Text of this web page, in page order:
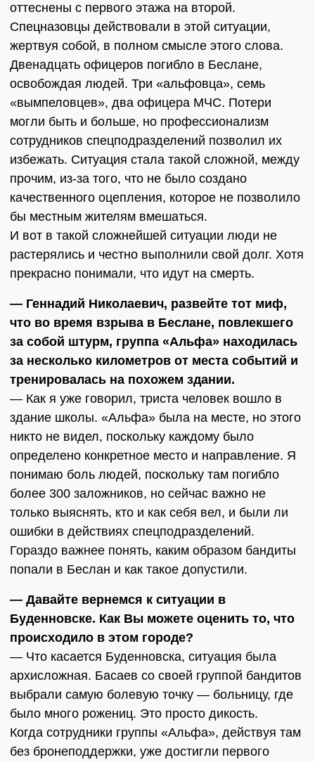
оттеснены с первого этажа на второй.
Спецназовцы действовали в этой ситуации,
жертвуя собой, в полном смысле этого слова.
Двенадцать офицеров погибло в Беслане,
освобождая людей. Три «альфовца», семь
«вымпеловцев», два офицера МЧС. Потери
могли быть и больше, но профессионализм
сотрудников спецподразделений позволил их
избежать. Ситуация стала такой сложной, между
прочим, из-за того, что не было создано
качественного оцепления, которое не позволило
бы местным жителям вмешаться.
И вот в такой сложнейшей ситуации люди не
растерялись и честно выполнили свой долг. Хотя
прекрасно понимали, что идут на смерть.
— Геннадий Николаевич, развейте тот миф,
что во время взрыва в Беслане, повлекшего
за собой штурм, группа «Альфа» находилась
за несколько километров от места событий и
тренировалась на похожем здании.
— Как я уже говорил, триста человек вошло в
здание школы. «Альфа» была на месте, но этого
никто не видел, поскольку каждому было
определено конкретное место и направление. Я
понимаю боль людей, поскольку там погибло
более 300 заложников, но сейчас важно не
только выяснять, кто и как себя вел, и были ли
ошибки в действиях спецподразделений.
Гораздо важнее понять, каким образом бандиты
попали в Беслан и как такое допустили.
— Давайте вернемся к ситуации в
Буденновске. Как Вы можете оценить то, что
происходило в этом городе?
— Что касается Буденновска, ситуация была
архисложная. Басаев со своей группой бандитов
выбрали самую болевую точку — больницу, где
было много рожениц. Это просто дикость.
Когда сотрудники группы «Альфа», действуя там
без бронеподдержки, уже достигли первого